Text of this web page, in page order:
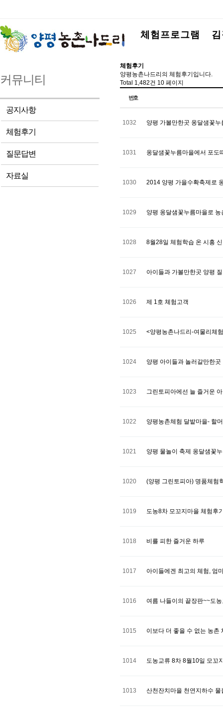
체험프로그램
커뮤니티
공지사항
체험후기
질문답변
자료실
체험후기
양평농촌나드리의 체험후기입니다.
Total 1,482건 10 페이지
번호
1032 양평 가볼만한곳 옹달샘꽃
1031 옹달샘꽃누름마을에서 포도
1030 2014 양평 가을수확축제로
1029 양평 옹달샘꽃누름마을로
1028 8월28일 체험학습 온 시흥
1027 아이들과 가볼만한곳 양평
1026 제 1호 체험고객
1025 <양평농촌나드리-여물리체
1024 양평 아이들과 놀러갈만한
1023 그린토피아에선 늘 즐거운
1022 양평농촌체험 달밭마을- 할
1021 양평 물놀이 축제 옹달샘꽃
1020 (양평 그린토피아) 명품체험
1019 도농8차 모꼬지마을 체험후
1018 비를 피한 즐거운 하루
1017 아이들에겐 최고의 체험, 엄
1016 여름 나들이의 끝장판~~도
1015 이보다 더 좋을 수 없는 농촌
1014 도농교류 8차 8월10일 모꼬
1013 산천잔치마을 천연지하수 물